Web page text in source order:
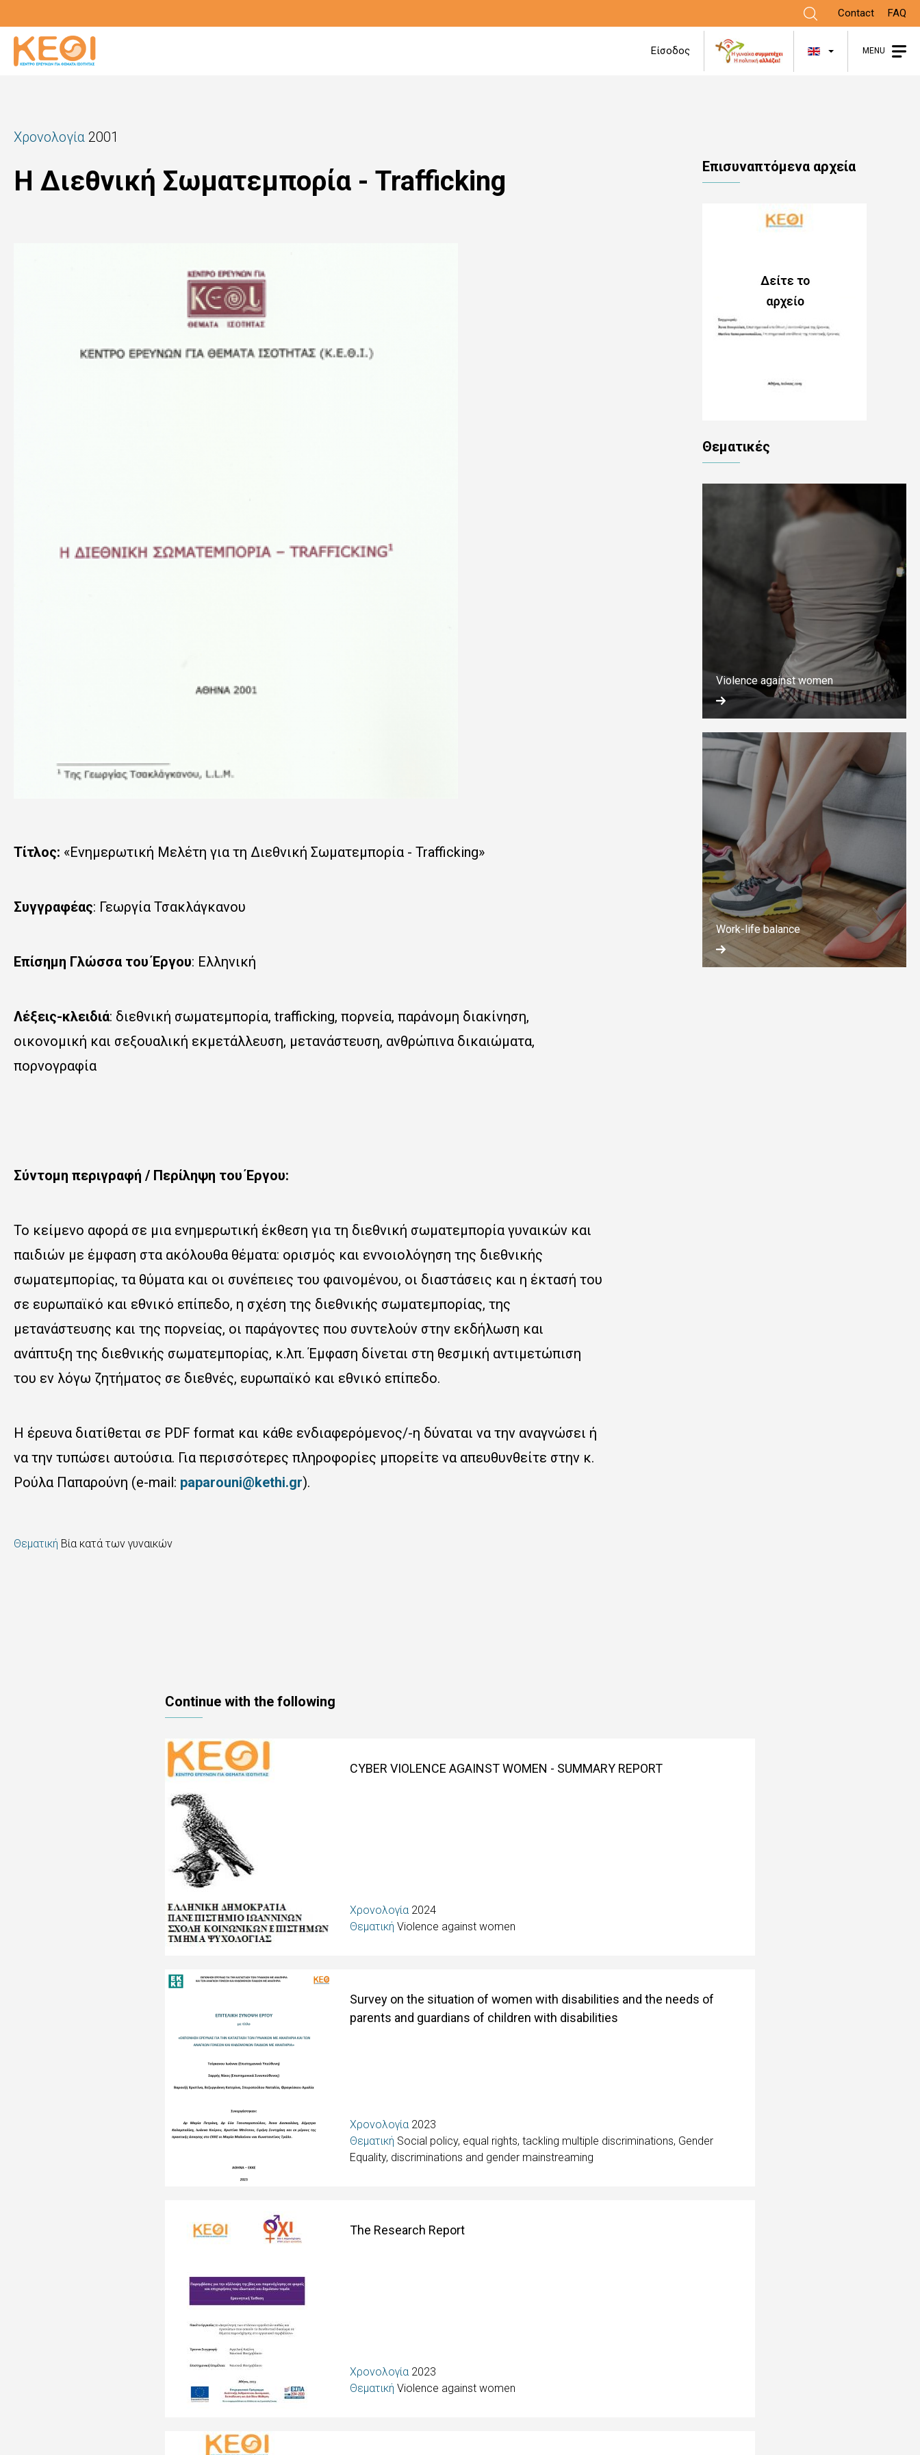
main
Contact FAQ
Είσοδος List additional
MENU
Χρονολογία 2001
Η Διεθνική Σωματεμπορία - Trafficking
Τίτλος: «Ενημερωτική Μελέτη για τη Διεθνική Σωματεμπορία - Trafficking»
Συγγραφέας: Γεωργία Τσακλάγκανου
Επίσημη Γλώσσα του Έργου: Ελληνική
Λέξεις-κλειδιά: διεθνική σωματεμπορία, trafficking, πορνεία, παράνομη διακίνηση,
οικονομική και σεξουαλική εκμετάλλευση, μετανάστευση, ανθρώπινα δικαιώματα,
πορνογραφία
Σύντομη περιγραφή / Περίληψη του Έργου:
Το κείμενο αφορά σε μια ενημερωτική έκθεση για τη διεθνική σωματεμπορία γυναικών και
παιδιών με έμφαση στα ακόλουθα θέματα: ορισμός και εννοιολόγηση της διεθνικής
σωματεμπορίας, τα θύματα και οι συνέπειες του φαινομένου, οι διαστάσεις και η έκτασή του
σε ευρωπαϊκό και εθνικό επίπεδο, η σχέση της διεθνικής σωματεμπορίας, της
μετανάστευσης και της πορνείας, οι παράγοντες που συντελούν στην εκδήλωση και
ανάπτυξη της διεθνικής σωματεμπορίας, κ.λπ. Έμφαση δίνεται στη θεσμική αντιμετώπιση
του εν λόγω ζητήματος σε διεθνές, ευρωπαϊκό και εθνικό επίπεδο.
Η έρευνα διατίθεται σε PDF format και κάθε ενδιαφερόμενος/-η δύναται να την αναγνώσει ή
να την τυπώσει αυτούσια. Για περισσότερες πληροφορίες μπορείτε να απευθυνθείτε στην κ.
Ρούλα Παπαρούνη (e-mail: paparouni@kethi.gr).
Θεματική Βία κατά των γυναικών
Επισυναπτόμενα αρχεία
Θεματικές
Violence against women
Work-life balance
Continue with the following
CYBER VIOLENCE AGAINST WOMEN - SUMMARY REPORT
Χρονολογία 2024
ΘεματικήViolence against women
Survey on the situation of women with disabilities and the needs of
parents and guardians of children with disabilities
Χρονολογία 2023
Θεματική Social policy, equal rights, tackling multiple discriminations, Gender
Equality, discriminations and gender mainstreaming
The Research Report
Χρονολογία 2023
ΘεματικήViolence against women